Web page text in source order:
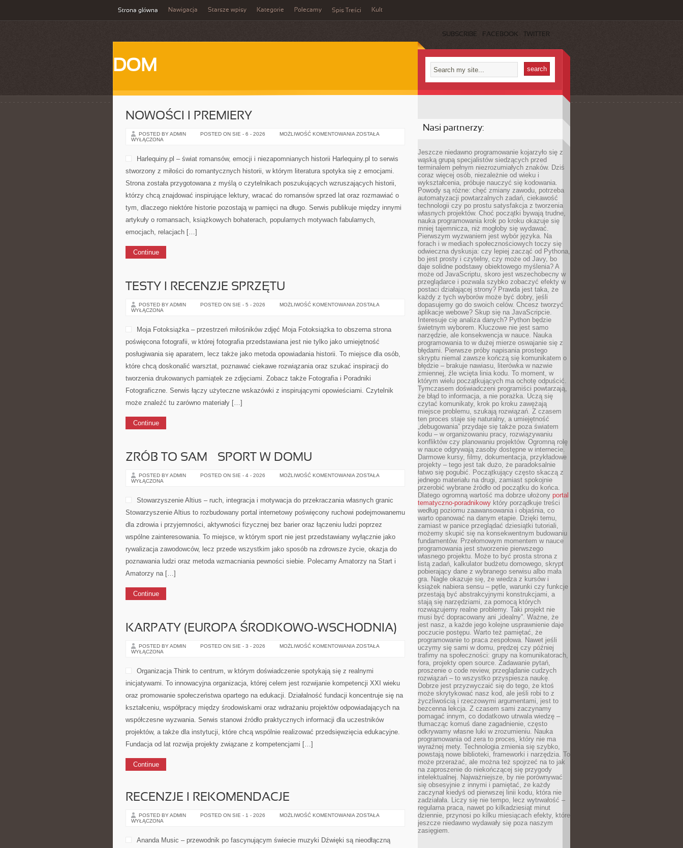
Strona główna Nawigacja Starsze wpisy Kategorie Polecamy Spis Treści Kult
SUBSCRIBE FACEBOOK TWITTER
DOM
NOWOŚCI I PREMIERY
POSTED BY ADMIN POSTED ON SIE - 6 - 2026 MOŻLIWOŚĆ KOMENTOWANIA NOWOŚCI
ZOSTAŁA
WYŁĄCZONA
Harlequiny.pl – świat romansów, emocji i niezapomnianych historii Harlequiny.pl to serwis
stworzony z miłości do romantycznych historii, w którym literatura spotyka się z emocjami.
Strona została przygotowana z myślą o czytelnikach poszukujących wzruszających historii,
którzy chcą znajdować inspirujące lektury, wracać do romansów sprzed lat oraz rozmawiać o
tym, dlaczego niektóre historie pozostają w pamięci na długo. Serwis publikuje między innymi
artykuły o romansach, książkowych bohaterach, popularnych motywach fabularnych,
emocjach, relacjach […]
Continue
TESTY I RECENZJE SPRZĘTU
POSTED BY ADMIN POSTED ON SIE - 5 - 2026 MOŻLIWOŚĆ KOMENTOWANIA TESTY
ZOSTAŁA
WYŁĄCZONA
Moja Fotoksiążka – przestrzeń miłośników zdjęć Moja Fotoksiążka to obszerna strona
poświęcona fotografii, w której fotografia przedstawiana jest nie tylko jako umiejętność
posługiwania się aparatem, lecz także jako metoda opowiadania historii. To miejsce dla osób,
które chcą doskonalić warsztat, poznawać ciekawe rozwiązania oraz szukać inspiracji do
tworzenia drukowanych pamiątek ze zdjęciami. Zobacz także Fotografia i Poradniki
Fotograficzne. Serwis łączy użyteczne wskazówki z inspirującymi opowieściami. Czytelnik
może znaleźć tu zarówno materiały […]
Continue
ZRÓB TO SAM – SPORT W DOMU
POSTED BY ADMIN POSTED ON SIE - 4 - 2026 MOŻLIWOŚĆ KOMENTOWANIA ZRÓB
SPORT
W
ZOSTAŁA
WYŁĄCZONA
Stowarzyszenie Altius – ruch, integracja i motywacja do przekraczania własnych granic
Stowarzyszenie Altius to rozbudowany portal internetowy poświęcony ruchowi podejmowanemu
dla zdrowia i przyjemności, aktywności fizycznej bez barier oraz łączeniu ludzi poprzez
wspólne zainteresowania. To miejsce, w którym sport nie jest przedstawiany wyłącznie jako
rywalizacja zawodowców, lecz przede wszystkim jako sposób na zdrowsze życie, okazja do
poznawania ludzi oraz metoda wzmacniania pewności siebie. Polecamy Amatorzy na Start i
Amatorzy na […]
Continue
KARPATY (EUROPA ŚRODKOWO-WSCHODNIA)
POSTED BY ADMIN POSTED ON SIE - 3 - 2026 MOŻLIWOŚĆ KOMENTOWANIA KARPATY
ZOSTAŁA
WYŁĄCZONA
Organizacja Think to centrum, w którym doświadczenie spotykają się z realnymi
inicjatywami. To innowacyjna organizacja, której celem jest rozwijanie kompetencji XXI wieku
oraz promowanie społeczeństwa opartego na edukacji. Działalność fundacji koncentruje się na
kształceniu, współpracy między środowiskami oraz wdrażaniu projektów odpowiadających na
współczesne wyzwania. Serwis stanowi źródło praktycznych informacji dla uczestników
projektów, a także dla instytucji, które chcą wspólnie realizować przedsięwzięcia edukacyjne.
Fundacja od lat rozwija projekty związane z kompetencjami […]
Continue
RECENZJE I REKOMENDACJE
POSTED BY ADMIN POSTED ON SIE - 1 - 2026 MOŻLIWOŚĆ KOMENTOWANIA RECENZJE
ZOSTAŁA
WYŁĄCZONA
Ananda Music – przewodnik po fascynującym świecie muzyki Dźwięki są nieodłączną
Nasi partnerzy:
Jeszcze niedawno programowanie kojarzyło się z
wąską grupą specjalistów siedzących przed
terminalem pełnym niezrozumiałych znaków. Dziś
coraz więcej osób, niezależnie od wieku i
wykształcenia, próbuje nauczyć się kodowania.
Powody są różne: chęć zmiany zawodu, potrzeba
automatyzacji powtarzalnych zadań, ciekawość
technologii czy po prostu satysfakcja z tworzenia
własnych projektów. Choć początki bywają trudne,
nauka programowania krok po kroku okazuje się
mniej tajemnicza, niż mogłoby się wydawać.
Pierwszym wyzwaniem jest wybór języka. Na
forach i w mediach społecznościowych toczy się
odwieczna dyskusja: czy lepiej zacząć od Pythona,
bo jest prosty i czytelny, czy może od Javy, bo
daje solidne podstawy obiektowego myślenia? A
może od JavaScriptu, skoro jest wszechobecny w
przeglądarce i pozwala szybko zobaczyć efekty w
postaci działającej strony? Prawda jest taka, że
każdy z tych wyborów może być dobry, jeśli
dopasujemy go do swoich celów. Chcesz tworzyć
aplikacje webowe? Skup się na JavaScripcie.
Interesuje cię analiza danych? Python będzie
świetnym wyborem. Kluczowe nie jest samo
narzędzie, ale konsekwencja w nauce. Nauka
programowania to w dużej mierze oswajanie się z
błędami. Pierwsze próby napisania prostego
skryptu niemal zawsze kończą się komunikatem o
błędzie – brakuje nawiasu, literówka w nazwie
zmiennej, źle wcięta linia kodu. To moment, w
którym wielu początkujących ma ochotę odpuścić.
Tymczasem doświadczeni programiści powtarzają,
że błąd to informacja, a nie porażka. Uczą się
czytać komunikaty, krok po kroku zawężają
miejsce problemu, szukają rozwiązań. Z czasem
ten proces staje się naturalny, a umiejętność
„debugowania” przydaje się także poza światem
kodu – w organizowaniu pracy, rozwiązywaniu
konfliktów czy planowaniu projektów. Ogromną rolę
w nauce odgrywają zasoby dostępne w internecie.
Darmowe kursy, filmy, dokumentacja, przykładowe
projekty – tego jest tak dużo, że paradoksalnie
łatwo się pogubić. Początkujący często skaczą z
jednego materiału na drugi, zamiast spokojnie
przerobić wybrane źródło od początku do końca.
Dlatego ogromną wartość ma dobrze ułożony portal
tematyczno-poradnikowy który porządkuje treści
według poziomu zaawansowania i objaśnia, co
warto opanować na danym etapie. Dzięki temu,
zamiast w panice przeglądać dziesiątki tutoriali,
możemy skupić się na konsekwentnym budowaniu
fundamentów. Przełomowym momentem w nauce
programowania jest stworzenie pierwszego
własnego projektu. Może to być prosta strona z
listą zadań, kalkulator budżetu domowego, skrypt
pobierający dane z wybranego serwisu albo mała
gra. Nagle okazuje się, że wiedza z kursów i
książek nabiera sensu – pętle, warunki czy funkcje
przestają być abstrakcyjnymi konstrukcjami, a
stają się narzędziami, za pomocą których
rozwiązujemy realne problemy. Taki projekt nie
musi być dopracowany ani „idealny”. Ważne, że
jest nasz, a każde jego kolejne usprawnienie daje
poczucie postępu. Warto też pamiętać, że
programowanie to praca zespołowa. Nawet jeśli
uczymy się sami w domu, prędzej czy później
trafimy na społeczności: grupy na komunikatorach,
fora, projekty open source. Zadawanie pytań,
proszenie o code review, przeglądanie cudzych
rozwiązań – to wszystko przyspiesza naukę.
Dobrze jest przyzwyczaić się do tego, że ktoś
może skrytykować nasz kod, ale jeśli robi to z
życzliwością i rzeczowymi argumentami, jest to
bezcenna lekcja. Z czasem sami zaczynamy
pomagać innym, co dodatkowo utrwala wiedzę –
tłumacząc komuś dane zagadnienie, często
odkrywamy własne luki w zrozumieniu. Nauka
programowania od zera to proces, który nie ma
wyraźnej mety. Technologia zmienia się szybko,
powstają nowe biblioteki, frameworki i narzędzia. To
może przerażać, ale można też spojrzeć na to jak
na zaproszenie do niekończącej się przygody
intelektualnej. Najważniejsze, by nie porównywać
się obsesyjnie z innymi i pamiętać, że każdy
zaczynał kiedyś od pierwszej linii kodu, która nie
zadziałała. Liczy się nie tempo, lecz wytrwałość –
regularna praca, nawet po kilkadziesiąt minut
dziennie, przynosi po kilku miesiącach efekty, które
jeszcze niedawno wydawały się poza naszym
zasięgiem.